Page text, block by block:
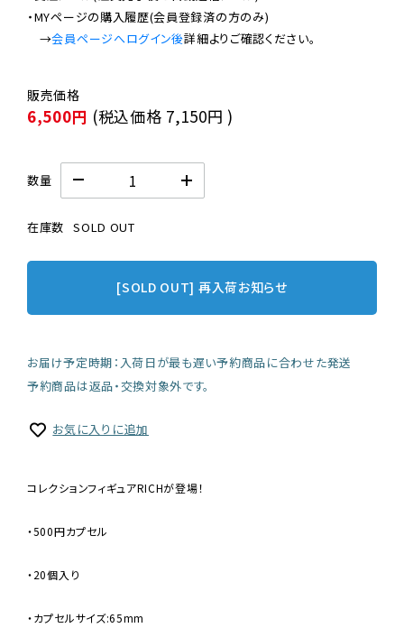
・MYページの購入履歴(会員登録済の方のみ)
→会員ページへログイン後
6,500円 (税込価格 7,150円 )
数量
在庫数 SOLD OUT
[SOLD OUT] 再入荷お知らせ
お届け予定時期：入荷日が最も遅い予約商品に合わせた発送
予約商品は返品・交換対象外です。
お気に入りに追加
コレクションフィギュアRICHが登場！
・500円カプセル
・20個入り
・カプセルサイズ:65mm